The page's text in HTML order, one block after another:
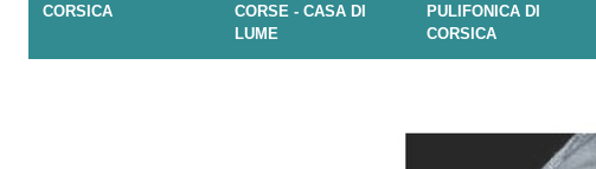
CORSICA
CORSE - CASA DI
LUME
PULIFONICA DI
CORSICA